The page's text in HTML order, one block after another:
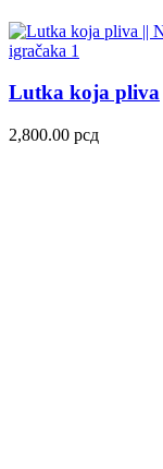
Lutka koja pliva
2,800.00 рсд